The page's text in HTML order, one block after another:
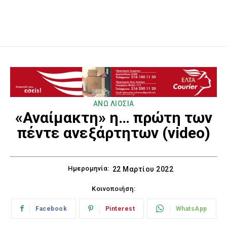
ΑΝΩ ΛΙΟΣΙΑ
«Αναίμακτη» η… πρώτη των
πέντε ανεξάρτητων (video)
Ημερομηνία: 22 Μαρτίου 2022
Κοινοποιήση:
Facebook Pinterest WhatsApp